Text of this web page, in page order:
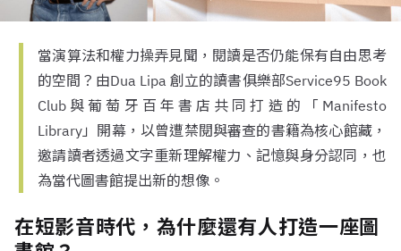
當演算法和權力操弄見聞，閱讀是否仍能保有自由思考
的空間？由Dua Lipa 創立的讀書俱樂部Service95 Book
Club與葡萄牙百年書店共同打造的「Manifesto
Library」開幕，以曾遭禁閱與審查的書籍為核心館藏，
邀請讀者透過文字重新理解權力、記憶與身分認同，也
為當代圖書館提出新的想像。
在短影音時代，為什麼還有人打造一座圖